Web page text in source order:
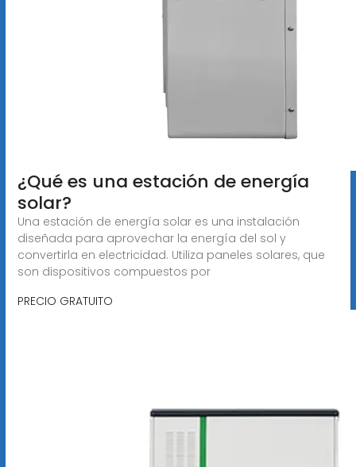
¿Qué es una estación de energía
solar?
Una estación de energía solar es una instalación
diseñada para aprovechar la energía del sol y
convertirla en electricidad. Utiliza paneles solares, que
son dispositivos compuestos por
PRECIO GRATUITO